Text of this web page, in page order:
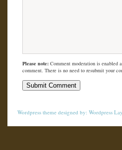
Please note: Comment moderation is enabled
comment. There is no need to resubmit your
Wordpress theme designed by: Wordpress